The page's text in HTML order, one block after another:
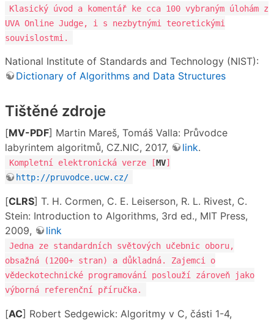
Klasický úvod a komentář ke cca 100 vybraným úlohám z
UVA Online Judge, i s nezbytnými teoretickými
souvislostmi.
National Institute of Standards and Technology (NIST):
Dictionary of Algorithms and Data Structures
Tištěné zdroje
[MV-PDF] Martin Mareš, Tomáš Valla: Průvodce
labyrintem algoritmů, CZ.NIC, 2017,
link.
Kompletní elektronická verze [MV]
http://pruvodce.ucw.cz/
[CLRS] T. H. Cormen, C. E. Leiserson, R. L. Rivest, C.
Stein: Introduction to Algorithms, 3rd ed., MIT Press,
2009,
link
Jedna ze standardních světových učebnic oboru,
obsažná (1200+ stran) a důkladná. Zajemci o
vědeckotechnické programování poslouží zároveň jako
výborná referenční příručka.
[AC] Robert Sedgewick: Algoritmy v C, části 1-4,